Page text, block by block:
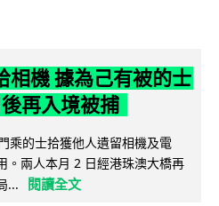
相機 據為己有被的士
再入境被捕
乘的士拾獲他人遺留相機及電
。兩人本月 2 日經港珠澳大橋再
...
閱讀全文